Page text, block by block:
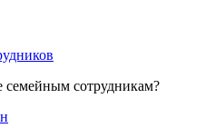
семейным сотрудникам?